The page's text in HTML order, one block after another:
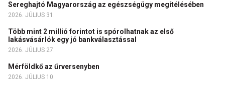
Sereghajtó Magyarország az egészségügy megítélésében
2026. JÚLIUS 31.
Több mint 2 millió forintot is spórolhatnak az első
lakásvásárlók egy jó bankválasztással
2026. JÚLIUS 27.
Mérföldkő az űrversenyben
2026. JÚLIUS 10.